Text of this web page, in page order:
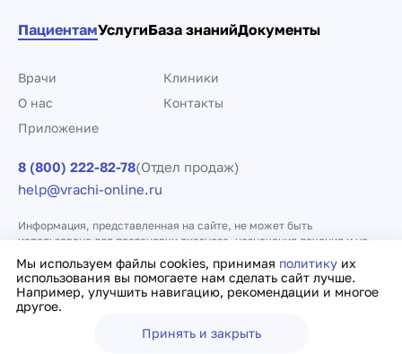
Мы используем файлы cookies, принимая политику их
использования вы помогаете нам сделать сайт лучше.
Например, улучшить навигацию, рекомендации и многое
другое.
Принять и закрыть
ПациентамУслугиБаза знанийДокументы
Врачи
Клиники
О нас
Контакты
Приложение
8 (800) 222-82-78(Отдел продаж)
help@vrachi-online.ru
Информация, представленная на сайте, не может быть
использована для постановки диагноза, назначения лечения и не
заменяет прием врача.
Политика конфиденциальности Договор оферты